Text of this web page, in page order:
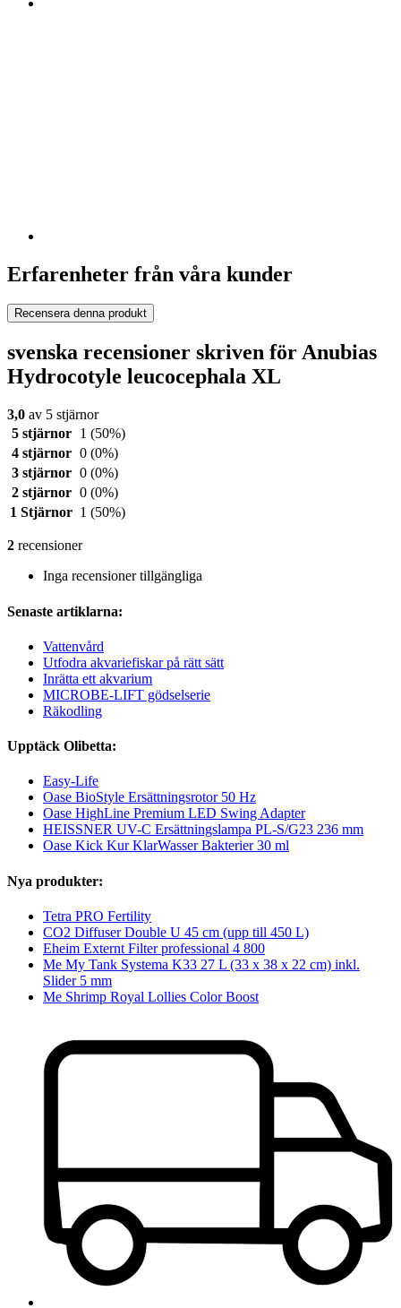
Erfarenheter från våra kunder
Recensera denna produkt
svenska recensioner skriven för Anubias
Hydrocotyle leucocephala XL
3,0 av 5 stjärnor
5 stjärnor
1 (50%)
4 stjärnor 0 (0%)
3 stjärnor 0 (0%)
2 stjärnor 0 (0%)
1 Stjärnor 1 (50%)
2 recensioner
Inga recensioner tillgängliga
Senaste artiklarna:
Vattenvård
Utfodra akvariefiskar på rätt sätt
Inrätta ett akvarium
MICROBE-LIFT gödselserie
Räkodling
Upptäck Olibetta:
Easy-Life
Oase BioStyle Ersättningsrotor 50 Hz
Oase HighLine Premium LED Swing Adapter
HEISSNER UV-C Ersättningslampa PL-S/G23 236 mm
Oase Kick Kur KlarWasser Bakterier 30 ml
Nya produkter:
Tetra PRO Fertility
CO2 Diffuser Double U 45 cm (upp till 450 L)
Eheim Externt Filter professional 4 800
Me My Tank Systema K33 27 L (33 x 38 x 22 cm) inkl.
Slider 5 mm
Me Shrimp Royal Lollies Color Boost